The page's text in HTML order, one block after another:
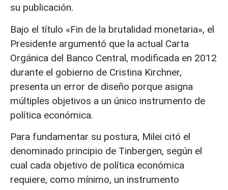
su publicación.
Bajo el título «Fin de la brutalidad monetaria», el
Presidente argumentó que la actual Carta
Orgánica del Banco Central, modificada en 2012
durante el gobierno de Cristina Kirchner,
presenta un error de diseño porque asigna
múltiples objetivos a un único instrumento de
política económica.
Para fundamentar su postura, Milei citó el
denominado principio de Tinbergen, según el
cual cada objetivo de política económica
requiere, como mínimo, un instrumento